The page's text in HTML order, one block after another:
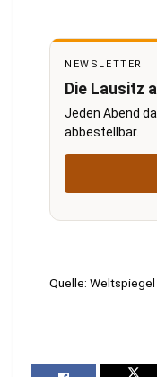
NEWSLETTER
Die Lausitz
Jeden Abend
abbestellbar.
Quelle: